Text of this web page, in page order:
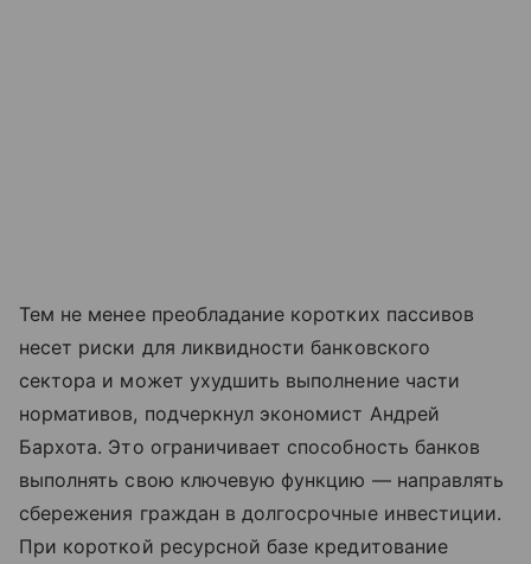
Тем не менее преобладание коротких пассивов
несет риски для ликвидности банковского
сектора и может ухудшить выполнение части
нормативов, подчеркнул экономист Андрей
Бархота. Это ограничивает способность банков
выполнять свою ключевую функцию — направлять
сбережения граждан в долгосрочные инвестиции.
При короткой ресурсной базе кредитование